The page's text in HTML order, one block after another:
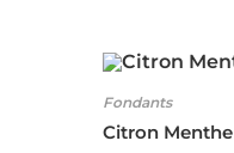
Fondants
Citron Menthe